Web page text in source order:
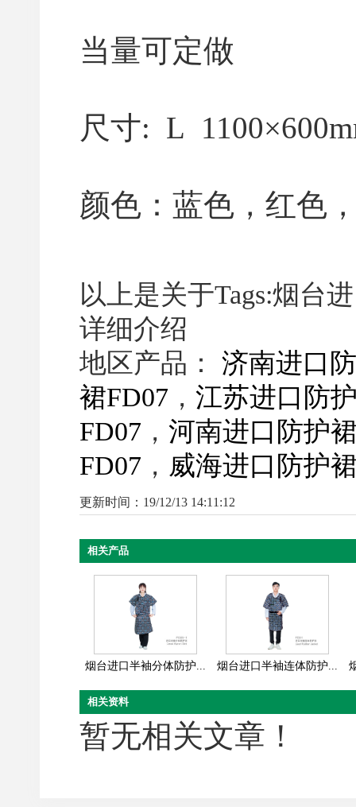
当量可定做
尺寸: L
颜色：蓝色，红色
以上是关于Tags:烟台
详细介绍
地区产品： 济南进口
裙FD07 ， 江苏进口防
FD07 ， 河南进口防护
FD07 ， 威海进口防护
更新时间：19/12/13 14:11:12
相关产品
烟台进口半袖分体防护... 烟台进口半袖连体防护...
相关资料
暂无相关文章！